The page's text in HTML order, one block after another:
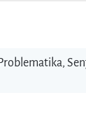
Problematika,